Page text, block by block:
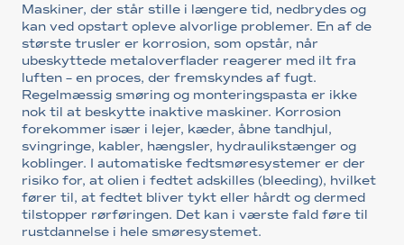
Maskiner, der står stille i længere tid, nedbrydes og
kan ved opstart opleve alvorlige problemer. En af de
største trusler er korrosion, som opstår, når
ubeskyttede metaloverflader reagerer med ilt fra
luften – en proces, der fremskyndes af fugt.
Regelmæssig smøring og monteringspasta er ikke
nok til at beskytte inaktive maskiner. Korrosion
forekommer især i lejer, kæder, åbne tandhjul,
svingringe, kabler, hængsler, hydraulikstænger og
koblinger. I automatiske fedtsmøresystemer er der
risiko for, at olien i fedtet adskilles (bleeding), hvilket
fører til, at fedtet bliver tykt eller hårdt og dermed
tilstopper rørføringen. Det kan i værste fald føre til
rustdannelse i hele smøresystemet.